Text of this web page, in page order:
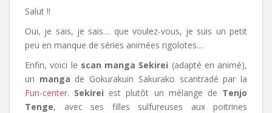
Salut !!
Oui, je sais, je sais… que voulez-vous, je suis un petit
peu en manque de séries animées rigolotes…
Enfin, voici le scan manga Sekirei (adapté en animé),
un manga de Gokurakuin Sakurako scantradé par la
Fun-center. Sekirei est plutôt un mélange de Tenjo
Tenge, avec ses filles sulfureuses aux poitrines